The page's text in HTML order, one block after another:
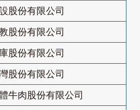
股份有限公司
股份有限公司
股份有限公司
股份有限公司
牛肉股份有限公司